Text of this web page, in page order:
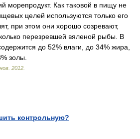
морепродукт. Как таковой в пищу не
целей используются только его
при этом они хорошо созревают,
перезревшей вяленой рыбы. В
до 52% влаги, до 34% жира,
золы.
2012
контрольную?